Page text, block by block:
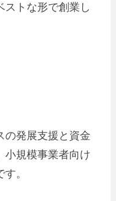
ストな形で創業し
の発展支援と資金
小規模事業者向け
。